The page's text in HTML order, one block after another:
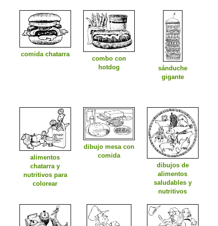
comida chatarra
combo con
hotdog
sánduche
gigante
alimentos
chatarra y
nutritivos para
colorear
dibujo mesa con
comida
dibujos de
alimentos
saludables y
nutritivos